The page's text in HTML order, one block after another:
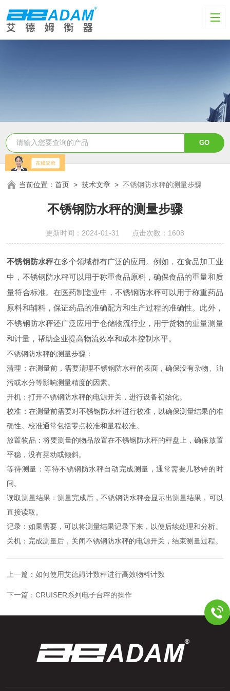
当前位置：首页 >技术文章 >不锈钢防水秤的测量步骤
不锈钢防水秤的测量步骤
更新时间：2024-01-31 点击次数：1608
不锈钢防水秤在多个领域都有广泛的应用。例如，在食品加工业
中，不锈钢防水秤可以用于称重食品原料，确保食品的重量和质
量符合标准。在医药制造业中，不锈钢防水秤可以用于称重药品
原料和辅料，保证药品的准确配方和生产过程的准确性。此外，
不锈钢防水秤还广泛应用于仓储物流行业，用于货物的重量测量
和计量，帮助企业提高物流效率和成本控制水平。
不锈钢防水秤的测量步骤：
清理：在测量前，需要清理不锈钢防水秤的表面，确保没有杂物、油
污或水分等影响测量精度的因素。
开机：打开不锈钢防水秤的电源开关，进行设备初始化。
校准：在测量前需要对不锈钢防水秤进行校准，以确保测量结果的准
确性。校准通常包括零点校准和量程校准。
放置物品：将要测量的物品放置在不锈钢防水秤的秤盘上，确保放置
平稳，没有晃动或倾斜。
等待测量：等待不锈钢防水秤自动完成测量，通常需要几秒钟的时
间。
读取测量结果：测量完成后，不锈钢防水秤会显示出测量结果，可以
直接读取。
记录：如果需要，可以将测量结果记录下来，以便后续处理和分析。
关机：完成测量后，关闭不锈钢防水秤的电源开关，结束测量过程。
上一篇：如何使用艾德姆计数秤进行高效物料计数
下一篇：CRUISER系列电子台秤的操作